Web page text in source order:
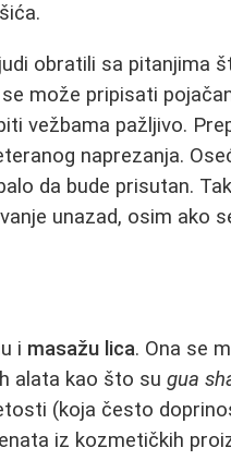
obratili sa pitanjima
može pripisati
vežbama pažljivo.
naprezanja.
da bude prisutan.
unazad, osim ako
i masažu lica. Ona se
alata kao što sugua
(koja često
iz kozmetičkih